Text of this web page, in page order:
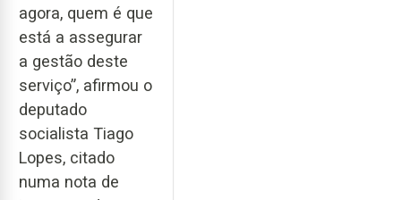
agora, quem é que
está a assegurar
a gestão deste
serviço”, afirmou o
deputado
socialista Tiago
Lopes, citado
numa nota de